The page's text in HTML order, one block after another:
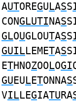
AUTOREGULASS
CONGLUTINAS
GLOUGLOUTASS
GUILLEMETAS
ETHNOZOOLOGI
GUEULETONNAS
VILLEGIATURA